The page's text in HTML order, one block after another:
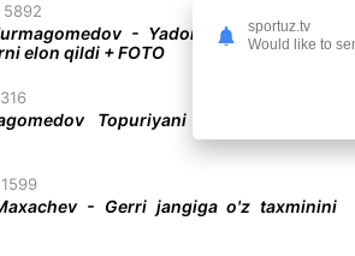
5892
- Yadong bo'lgan turnir
elon qildi + FOTO
316
Topuriyani taslim bo'lishga
1599
- Gerri jangiga o'z taxminini
sportuz.tv
Would like to